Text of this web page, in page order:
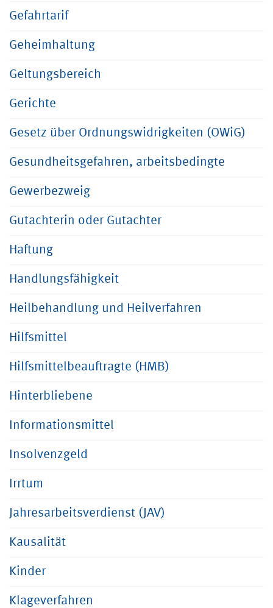
Gefahrtarif
Geheimhaltung
Geltungsbereich
Gerichte
Gesetz über Ordnungswidrigkeiten (OWiG)
Gesundheitsgefahren, arbeitsbedingte
Gewerbezweig
Gutachterin oder Gutachter
Haftung
Handlungsfähigkeit
Heilbehandlung und Heilverfahren
Hilfsmittel
Hilfsmittelbeauftragte (HMB)
Hinterbliebene
Informationsmittel
Insolvenzgeld
Irrtum
Jahresarbeitsverdienst (JAV)
Kausalität
Kinder
Klageverfahren